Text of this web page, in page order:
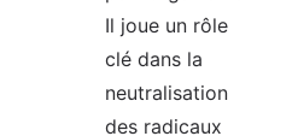
Il joue un rôle
clé dans la
neutralisation
des radicaux